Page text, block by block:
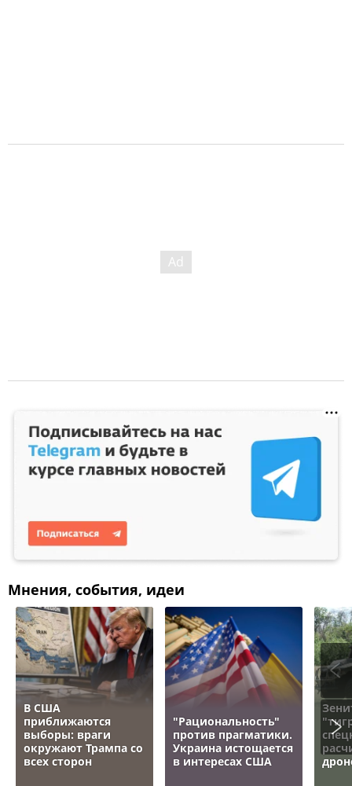
Мнения, события, идеи
В США
приближаются
выборы: враги
окружают Трампа со
всех сторон
"Рациональность"
против прагматики.
Украина истощается
в интересах США